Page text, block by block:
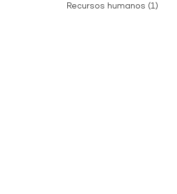
Recursos humanos (1)